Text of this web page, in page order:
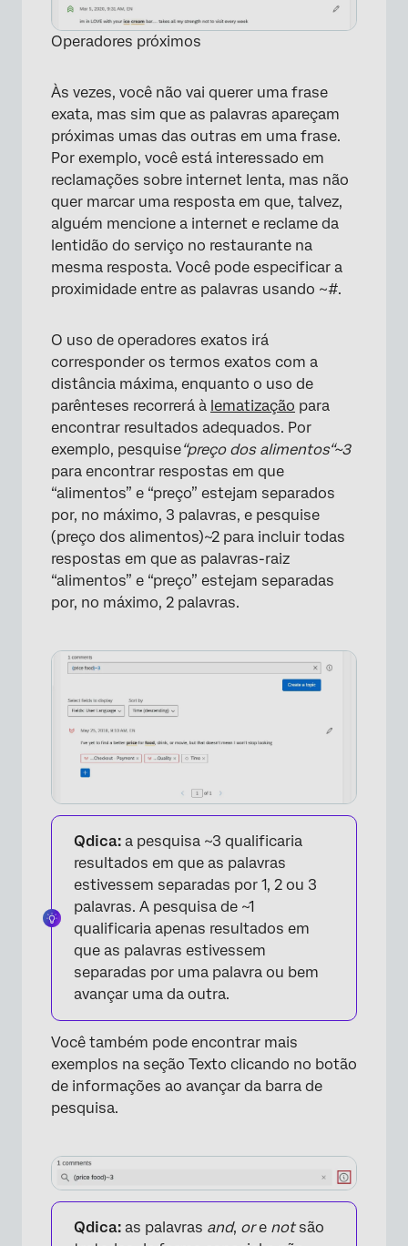
×
Operadores próximos
Às vezes, você não vai querer uma frase
exata, mas sim que as palavras apareçam
próximas umas das outras em uma frase.
Por exemplo, você está interessado em
reclamações sobre internet lenta, mas não
quer marcar uma resposta em que, talvez,
alguém mencione a internet e reclame da
lentidão do serviço no restaurante na
mesma resposta. Você pode especificar a
proximidade entre as palavras usando ~#.
O uso de operadores exatos irá
corresponder os termos exatos com a
distância máxima, enquanto o uso de
parênteses recorrerá à lematização para
encontrar resultados adequados. Por
exemplo, pesquise“preço dos alimentos“~3
para encontrar respostas em que
“alimentos” e “preço” estejam separados
por, no máximo, 3 palavras, e pesquise
(preço dos alimentos)~2 para incluir todas
respostas em que as palavras-raiz
“alimentos” e “preço” estejam separadas
por, no máximo, 2 palavras.
Qdica: a pesquisa ~3 qualificaria
resultados em que as palavras
estivessem separadas por 1, 2 ou 3
palavras. A pesquisa de ~1
qualificaria apenas resultados em
que as palavras estivessem
separadas por uma palavra ou bem
avançar uma da outra.
Você também pode encontrar mais
exemplos na seção Texto clicando no botão
de informações ao avançar da barra de
pesquisa.
Qdica: as palavras and, ore notsão